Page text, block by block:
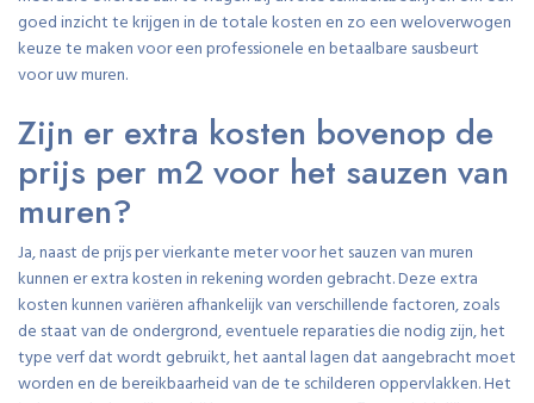
goed inzicht te krijgen in de totale kosten en zo een weloverwogen
keuze te maken voor een professionele en betaalbare sausbeurt
voor uw muren.
Zijn er extra kosten bovenop de
prijs per m2 voor het sauzen van
muren?
Ja, naast de prijs per vierkante meter voor het sauzen van muren
kunnen er extra kosten in rekening worden gebracht. Deze extra
kosten kunnen variëren afhankelijk van verschillende factoren, zoals
de staat van de ondergrond, eventuele reparaties die nodig zijn, het
type verf dat wordt gebruikt, het aantal lagen dat aangebracht moet
worden en de bereikbaarheid van de te schilderen oppervlakken. Het